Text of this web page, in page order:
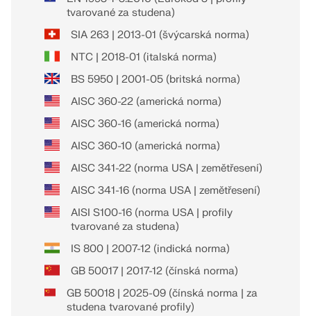
tvarované za studena)
SIA 263 | 2013-01 (švýcarská norma)
NTC | 2018-01 (italská norma)
BS 5950 | 2001-05 (britská norma)
AISC 360-22 (americká norma)
AISC 360-16 (americká norma)
AISC 360-10 (americká norma)
AISC 341-22 (norma USA | zemětřesení)
AISC 341-16 (norma USA | zemětřesení)
AISI S100-16 (norma USA | profily
tvarované za studena)
IS 800 | 2007-12 (indická norma)
GB 50017 | 2017-12 (čínská norma)
GB 50018 | 2025-09 (čínská norma | za
studena tvarované profily)